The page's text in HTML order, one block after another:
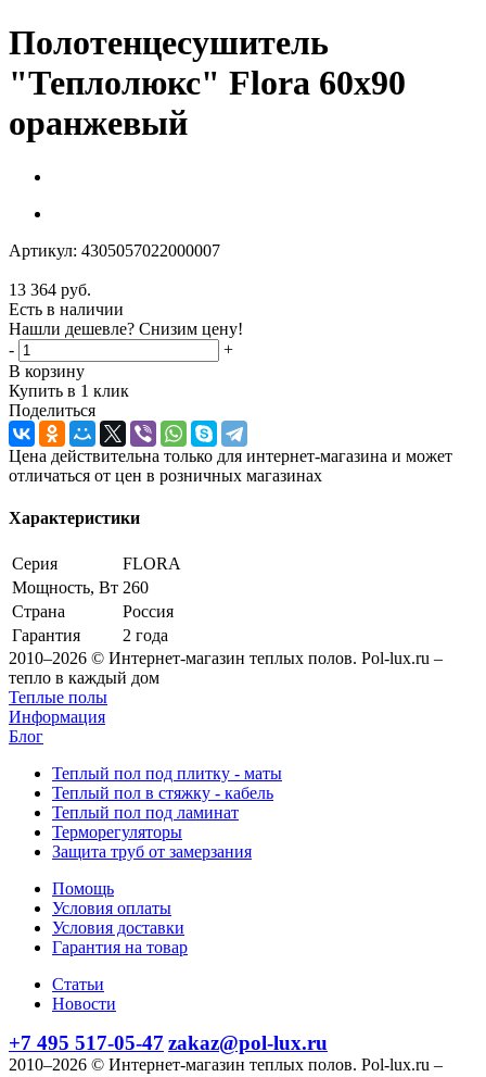
Полотенцесушитель
"Теплолюкс" Flora 60х90
оранжевый
Артикул: 4305057022000007
13 364 руб.
Есть в наличии
Нашли дешевле? Снизим цену!
-
+
В корзину
Купить в 1 клик
Поделиться
Цена действительна только для интернет-магазина и может
отличаться от цен в розничных магазинах
Характеристики
Серия
FLORA
Мощность, Вт 260
Страна
Россия
Гарантия
2 года
2010–2026 © Интернет-магазин теплых полов. Pol-lux.ru –
тепло в каждый дом
Теплые полы
Информация
Блог
Теплый пол под плитку - маты
Теплый пол в стяжку - кабель
Теплый пол под ламинат
Терморегуляторы
Защита труб от замерзания
Помощь
Условия оплаты
Условия доставки
Гарантия на товар
Статьи
Новости
+7 495 517-05-47 zakaz@pol-lux.ru
2010–2026 © Интернет-магазин теплых полов. Pol-lux.ru –